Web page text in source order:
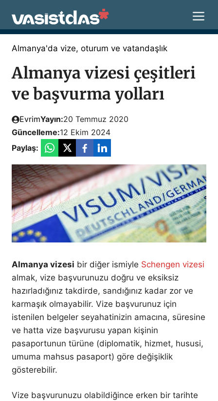
atla
Almanya'da vize, oturum ve vatandaşlık
Almanya vizesi çeşitleri
ve başvurma yolları
EvrimYayın:20 Temmuz 2020
Güncelleme:12 Ekim 2024
Paylaş:
Almanya vizesi bir diğer ismiyle Schengen vizesi
almak, vize başvurunuzu doğru ve eksiksiz
hazırladığınız takdirde, sandığınız kadar zor ve
karmaşık olmayabilir. Vize başvurunuz için
istenilen belgeler seyahatinizin amacına, süresine
ve hatta vize başvurusu yapan kişinin
pasaportunun türüne (diplomatik, hizmet, hususi,
umuma mahsus pasaport) göre değişiklik
gösterebilir.
Vize başvurunuzu olabildiğince erken bir tarihte